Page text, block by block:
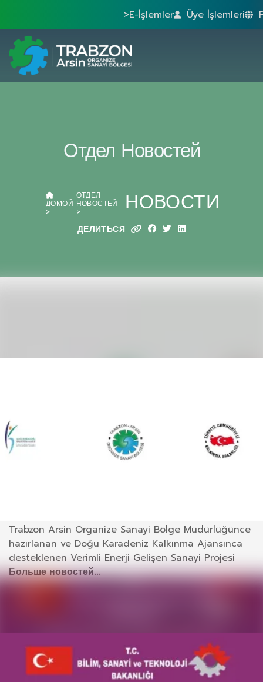
>E-İşlemler Üye İşlemleri
Отдел Новостей
ДОМОЙ
ОТДЕЛ
НОВОСТЕЙ НОВОСТИ
ДЕЛИТЬСЯ
Trabzon Arsin Organize Sanayi Bölge Müdürlüğünce
hazırlanan ve Doğu Karadeniz Kalkınma Ajansınca
desteklenen Verimli Enerji Gelişen Sanayi Projesi
Больше новостей...